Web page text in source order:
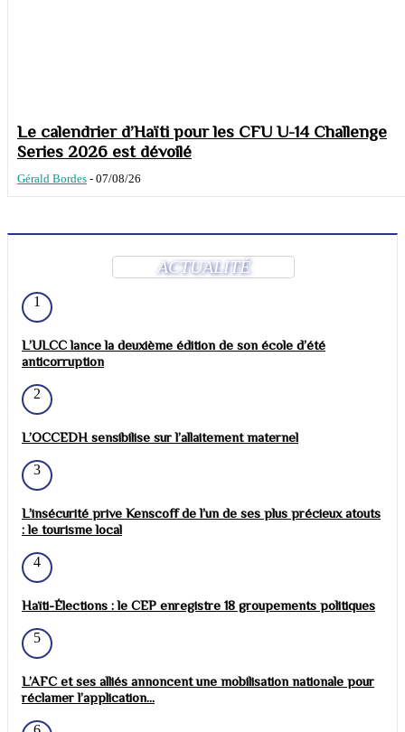
Le calendrier d’Haïti pour les CFU U-14 Challenge
Series 2026 est dévoilé
Gérald Bordes - 07/08/26
ACTUALITÉ
1
L’ULCC lance la deuxième édition de son école d’été
anticorruption
2
L’OCCEDH sensibilise sur l’allaitement maternel
3
L’insécurité prive Kenscoff de l’un de ses plus précieux atouts
: le tourisme local
4
Haïti-Élections : le CEP enregistre 18 groupements politiques
5
L’AFC et ses alliés annoncent une mobilisation nationale pour
réclamer l’application...